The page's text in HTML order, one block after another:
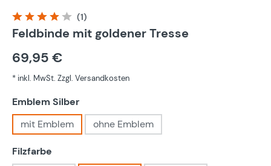
Durchschnittliche Bewertung von 4 von 5 Sternen
(1)
Feldbinde mit goldener Tresse
69,95 €
* inkl. MwSt. Zzgl. Versandkosten
Emblem Silberauswählen
mit Emblem
ohne Emblem
Filzfarbe